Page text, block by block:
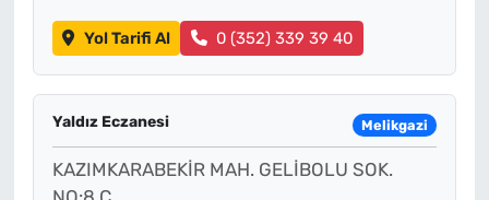
Yol Tarifi Al 0 (352) 339 39 40
Yaldız Eczanesi Melikgazi
KAZIMKARABEKİR MAH. GELİBOLU SOK.